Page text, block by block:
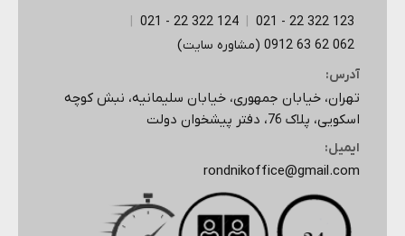
123 322 22 - 021
124 322 22 - 021
062 62 63 0912 (مشاوره سایت)
آدرس:
تهران، خیابان جمهوری، خیابان سلیمانیه، نبش کوچه
اسکویی، پلاک 76، دفتر پیشخوان دولت
ایمیل:
rondnikoffice@gmail.com